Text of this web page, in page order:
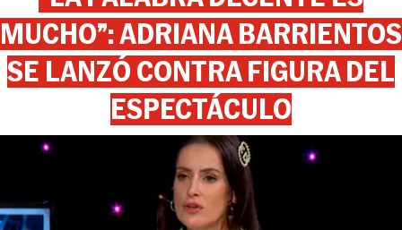
MUCHO”: ADRIANA BARRIENTOS
SE LANZÓ CONTRA FIGURA DEL
ESPECTÁCULO